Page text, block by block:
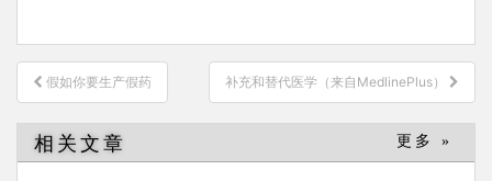
文
章
导
航
假如你要生产假药 补充和替代医学（来自MedlinePlus）
相关文章 更多 »